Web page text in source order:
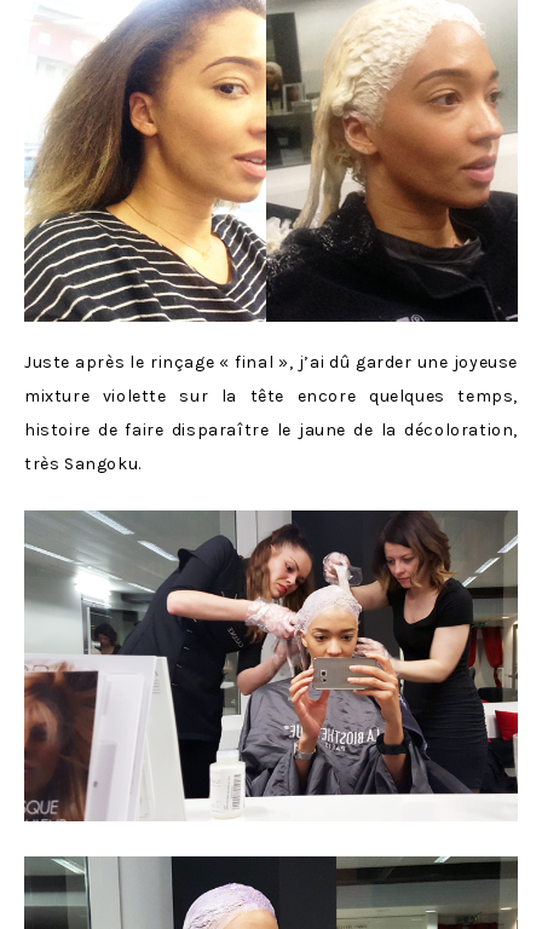
Juste après le rinçage « final », j’ai dû garder une joyeuse
mixture violette sur la tête encore quelques temps,
histoire de faire disparaître le jaune de la décoloration,
très Sangoku.